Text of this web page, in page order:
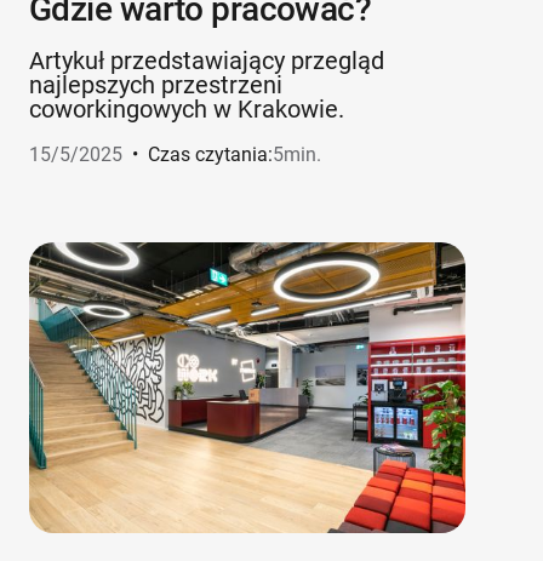
Gdzie warto pracować?
Artykuł przedstawiający przegląd
najlepszych przestrzeni
coworkingowych w Krakowie.
15/5/2025 • Czas czytania:5min.